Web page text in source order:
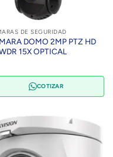
DE SEGURIDAD
DOMO 2MP PTZ HD
15X OPTICAL
COTIZAR